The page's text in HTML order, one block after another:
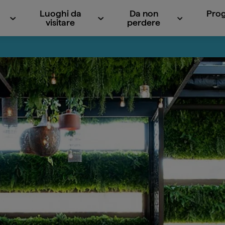
Luoghi da
visitare
Da non
perdere